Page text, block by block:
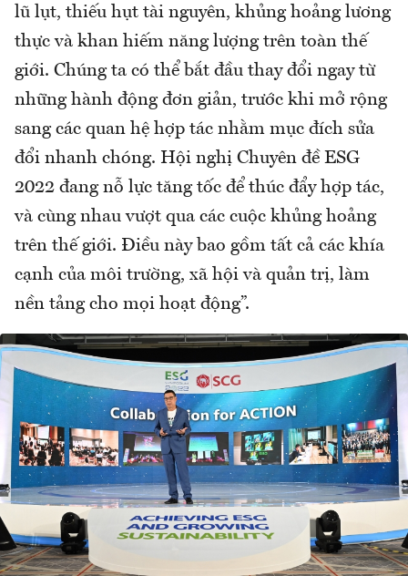
lũ lụt, thiếu hụt tài nguyên, khủng hoảng lương
thực và khan hiếm năng lượng trên toàn thế
giới. Chúng ta có thể bắt đầu thay đổi ngay từ
những hành động đơn giản, trước khi mở rộng
sang các quan hệ hợp tác nhằm mục đích sửa
đổi nhanh chóng. Hội nghị Chuyên đề ESG
2022 đang nỗ lực tăng tốc để thúc đẩy hợp tác,
và cùng nhau vượt qua các cuộc khủng hoảng
trên thế giới. Điều này bao gồm tất cả các khía
cạnh của môi trường, xã hội và quản trị, làm
nền tảng cho mọi hoạt động”.